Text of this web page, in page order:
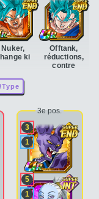
Nuker,
ki
Offtank,
réductions,
contre
3e pos.
3
1
5
1